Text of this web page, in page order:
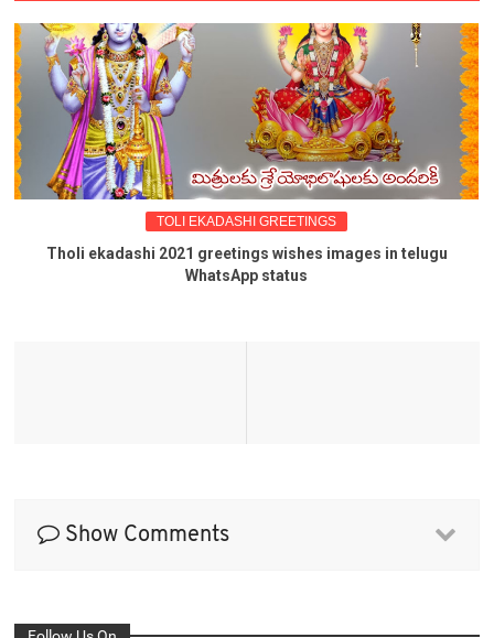
TOLI EKADASHI GREETINGS
Tholi ekadashi 2021 greetings wishes images in telugu
WhatsApp status
Show Comments